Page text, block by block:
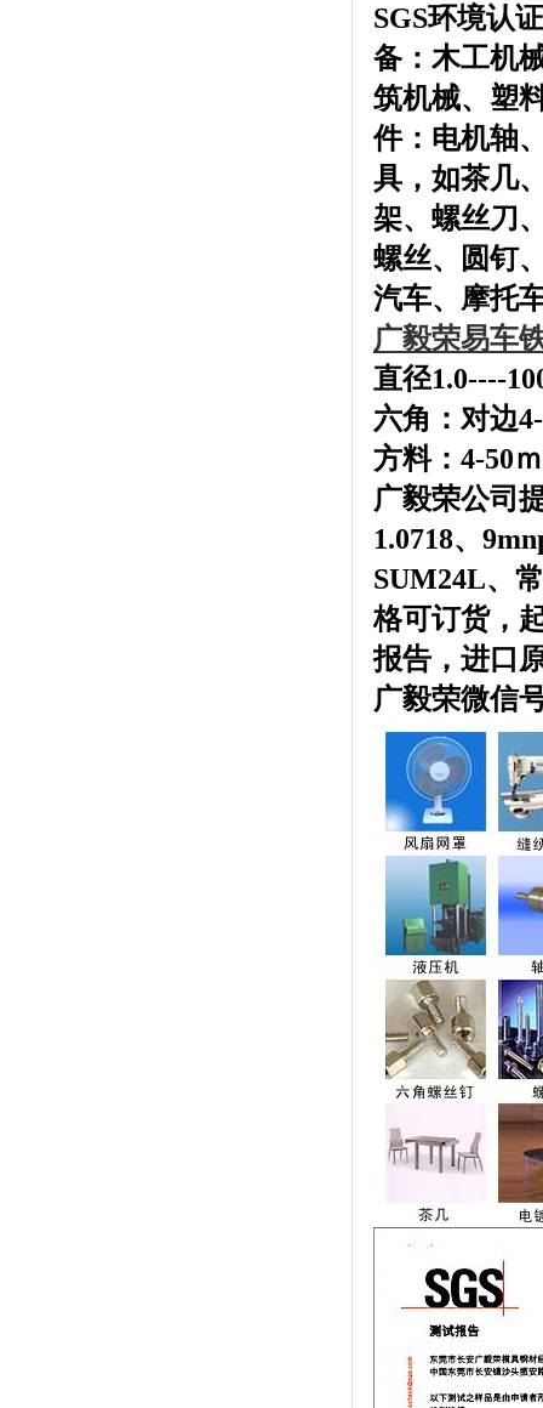
SGS环境认
备：木工机
筑机械、塑
件： 电机轴
具 ，如茶几
架、螺丝刀
螺丝、
圆钉
汽车、摩托
广毅荣易车
直径1.0----
六角：对边
方料：4-50
广毅荣公司
1.0718、
SUM24L、
格可订货，
报告 ，进口
广毅荣微信